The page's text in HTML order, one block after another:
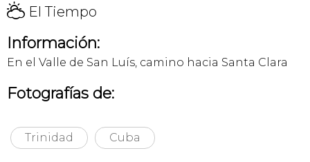
H El Tiempo
Información:
En el Valle de San Luís, camino hacia Santa Clara
Fotografías de:
Trinidad Cuba